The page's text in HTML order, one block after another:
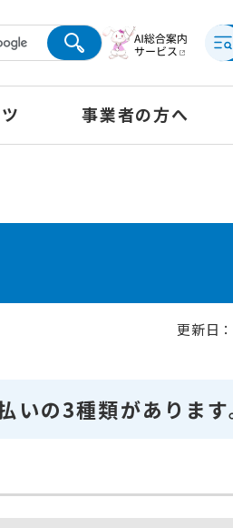
事業者の方へ
更新日
の3種類があります